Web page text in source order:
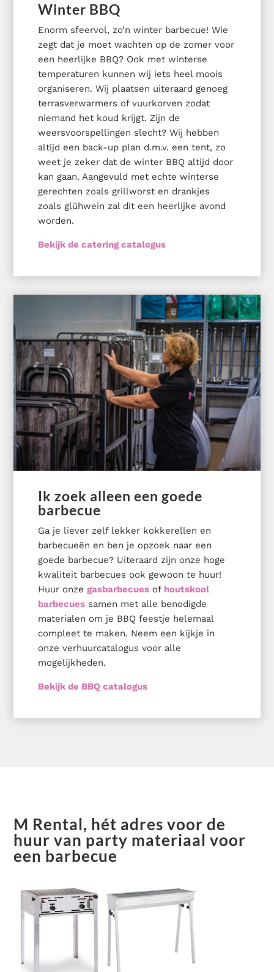
Winter BBQ
Enorm sfeervol, zo’n winter barbecue! Wie
zegt dat je moet wachten op de zomer voor
een heerlijke BBQ? Ook met winterse
temperaturen kunnen wij iets heel moois
organiseren. Wij plaatsen uiteraard genoeg
terrasverwarmers of vuurkorven zodat
niemand het koud krijgt. Zijn de
weersvoorspellingen slecht? Wij hebben
altijd een back-up plan d.m.v. een tent, zo
weet je zeker dat de winter BBQ altijd door
kan gaan. Aangevuld met echte winterse
gerechten zoals grillworst en drankjes
zoals glühwein zal dit een heerlijke avond
worden.
Bekijk de catering catalogus
Ik zoek alleen een goede
barbecue
Ga je liever zelf lekker kokkerellen en
barbecueën en ben je opzoek naar een
goede barbecue? Uiteraard zijn onze hoge
kwaliteit barbecues ook gewoon te huur!
Huur onzegasbarbecues of houtskool
barbecues samen met alle benodigde
materialen om je BBQ feestje helemaal
compleet te maken. Neem een kijkje in
onze verhuurcatalogus voor alle
mogelijkheden.
Bekijk de BBQ catalogus
M Rental, hét adres voor de
huur van party materiaal voor
een barbecue